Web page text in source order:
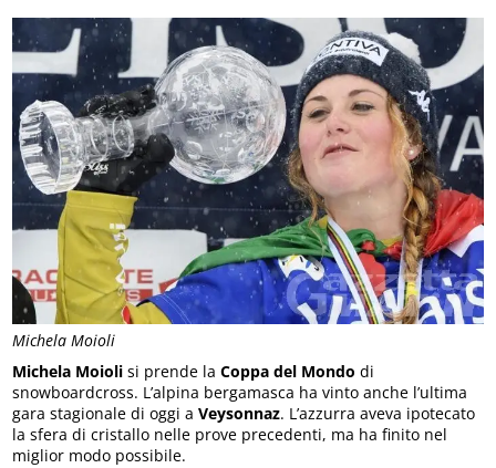
Michela Moioli
Michela Moioli si prende laCoppa del Mondo di
snowboardcross. L’alpina bergamasca ha vinto anche l’ultima
gara stagionale di oggi aVeysonnaz. L’azzurra aveva ipotecato
la sfera di cristallo nelle prove precedenti, ma ha finito nel
miglior modo possibile.